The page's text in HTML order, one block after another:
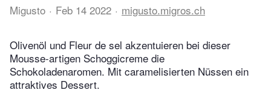
Migusto Feb 14 2022 migusto.migros.ch
Olivenöl und Fleur de sel akzentuieren bei dieser
Mousse-artigen Schoggicreme die
Schokoladenaromen. Mit caramelisierten Nüssen ein
attraktives Dessert.